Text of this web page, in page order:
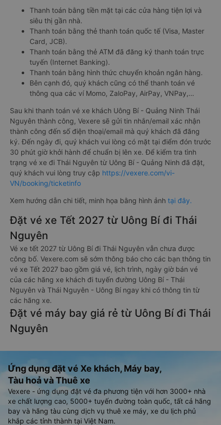
Thanh toán bằng tiền mặt tại các cửa hàng tiện lợi và
siêu thị gần nhà.
Thanh toán bằng thẻ thanh toán quốc tế (Visa, Master
Card, JCB).
Thanh toán bằng thẻ ATM đã đăng ký thanh toán trực
tuyến (Internet Banking).
Thanh toán bằng hình thức chuyển khoản ngân hàng.
Bên cạnh đó, quý khách cũng có thể thanh toán vé
thông qua các ví Momo, ZaloPay, AirPay, VNPay,…
Sau khi thanh toán vé xe khách Uông Bí - Quảng Ninh Thái
Nguyên thành công, Vexere sẽ gửi tin nhắn/email xác nhận
thành công đến số điện thoại/email mà quý khách đã đăng
ký. Đến ngày đi, quý khách vui lòng có mặt tại điểm đón trước
30 phút giờ khởi hành để chuẩn bị lên xe. Để kiểm tra tình
trạng vé xe đi Thái Nguyên từ Uông Bí - Quảng Ninh đã đặt,
quý khách vui lòng truy cập https://vexere.com/vi-
VN/booking/ticketinfo
Xem hướng dẫn chi tiết, minh họa bằng hình ảnh tại đây.
Đặt vé xe Tết 2027 từ Uông Bí đi Thái
Nguyên
Vé xe tết 2027 từ Uông Bí đi Thái Nguyên vẫn chưa được
công bố. Vexere.com sẽ sớm thông báo cho các bạn thông tin
vé xe Tết 2027 bao gồm giá vé, lịch trình, ngày giờ bán vé
của các hãng xe khách đi tuyến đường Uông Bí - Thái
Nguyên và Thái Nguyên - Uông Bí ngay khi có thông tin từ
các hãng xe.
Đặt vé máy bay giá rẻ từ Uông Bí đi Thái
Nguyên
Ứng dụng đặt vé Xe khách, Máy bay,
Tàu hoả và Thuê xe
Vexere - ứng dụng đặt vé đa phương tiện với hơn 3000+ nhà
xe chất lượng cao, 5000+ tuyến đường toàn quốc, tất cả hãng
bay và hãng tàu cùng dịch vụ thuê xe máy, xe du lịch phủ
khắp các tỉnh thành tại Việt Nam.